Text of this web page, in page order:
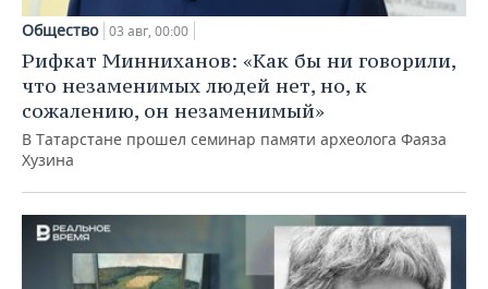
Общество 03 авг, 00:00
Рифкат Минниханов: «Как бы ни говорили,
что незаменимых людей нет, но, к
сожалению, он незаменимый»
В Татарстане прошел семинар памяти археолога Фаяза
Хузина